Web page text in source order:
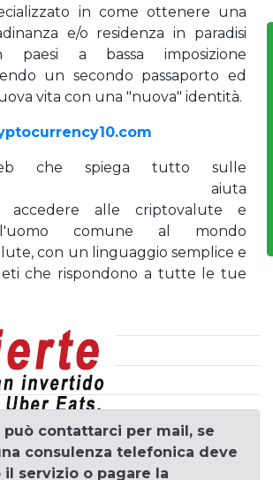
in come ottenere una
e/o residenza in paradisi
a bassa imposizione
un secondo passaporto ed
vita con una "nuova" identità.
che spiega tutto sulle
aiuta
alle criptovalute e
comune al mondo
con un linguaggio semplice e
che rispondono a tutte le tue
può contattarci per mail, se
consulenza telefonica deve
il servizio o pagare la